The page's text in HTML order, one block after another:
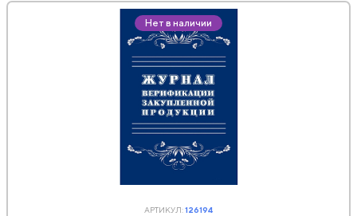
Нет в наличии
АРТИКУЛ:126194